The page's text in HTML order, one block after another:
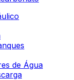
de Água